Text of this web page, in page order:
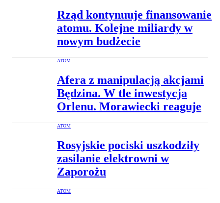
Rząd kontynuuje finansowanie
atomu. Kolejne miliardy w
nowym budżecie
ATOM
Afera z manipulacją akcjami
Będzina. W tle inwestycja
Orlenu. Morawiecki reaguje
ATOM
Rosyjskie pociski uszkodziły
zasilanie elektrowni w
Zaporożu
ATOM